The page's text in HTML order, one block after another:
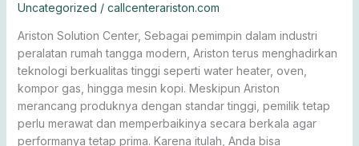
Uncategorized / callcenterariston.com
Ariston Solution Center, Sebagai pemimpin dalam industri
peralatan rumah tangga modern, Ariston terus menghadirkan
teknologi berkualitas tinggi seperti water heater, oven,
kompor gas, hingga mesin kopi. Meskipun Ariston
merancang produknya dengan standar tinggi, pemilik tetap
perlu merawat dan memperbaikinya secara berkala agar
performanya tetap prima. Karena itulah, Anda bisa
Istimewa!